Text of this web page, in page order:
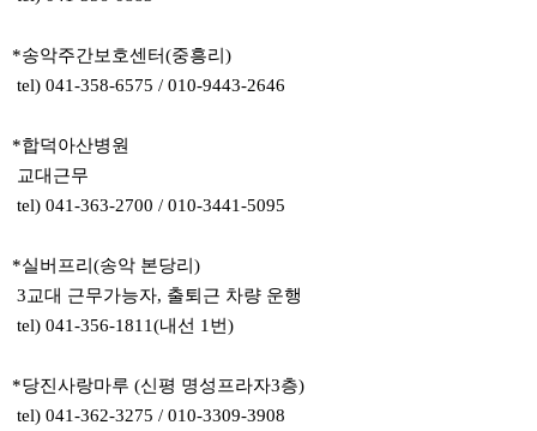
*송악주간보호센터(중흥리)
tel) 041-358-6575 / 010-9443-2646
*합덕아산병원
교대근무
tel) 041-363-2700 / 010-3441-5095
*실버프리(송악 본당리)
3교대 근무가능자, 출퇴근 차량 운행
tel) 041-356-1811(내선 1번)
*당진사랑마루 (신평 명성프라자3층)
tel) 041-362-3275 / 010-3309-3908